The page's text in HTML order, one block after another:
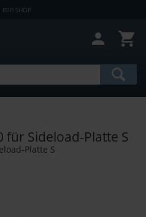
B2B SHOP
für Sideload-Platte S
Platte S